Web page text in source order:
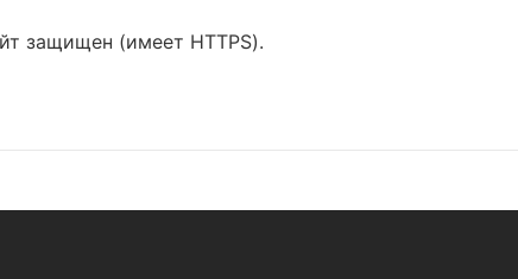
защищен (имеет HTTPS).